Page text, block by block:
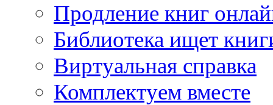
Продление книг
Библиотека ищет
Виртуальная справка
Комплектуем вместе